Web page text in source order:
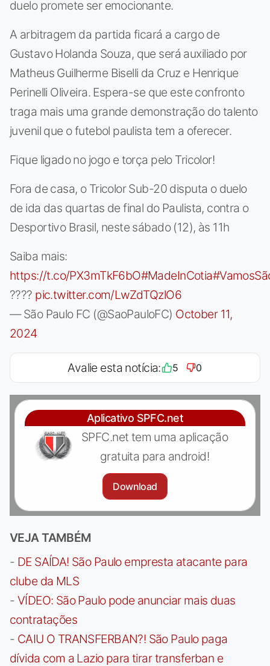
duelo promete ser emocionante.
A arbitragem da partida ficará a cargo de
Gustavo Holanda Souza, que será auxiliado por
Matheus Guilherme Biselli da Cruz e Henrique
Perinelli Oliveira. Espera-se que este confronto
traga mais uma grande demonstração do talento
juvenil que o futebol paulista tem a oferecer.
Fique ligado no jogo e torça pelo Tricolor!
Fora de casa, o Tricolor Sub-20 disputa o duelo
de ida das quartas de final do Paulista, contra o
Desportivo Brasil, neste sábado (12), às 11h
Saiba mais:
https://t.co/PX3mTkF6bO#MadeInCotia
???? pic.twitter.com/LwZdTQzlO6
— São Paulo FC (@SaoPauloFC) October 11,
2024
Avalie esta notícia: 5 0
Aplicativo SPFC.net
SPFC.net tem uma aplicação
gratuita para android!
Download
VEJA TAMBÉM
- DE SAÍDA! São Paulo empresta atacante para
clube da MLS
- VÍDEO: São Paulo pode anunciar mais duas
contratações
- CAIU O TRANSFERBAN?! São Paulo paga
dívida com a Lazio para tirar transferban e